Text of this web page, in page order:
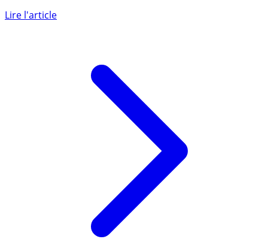
maintient à un niveau supérieur à la moyenne
décennale, a connu au (...)